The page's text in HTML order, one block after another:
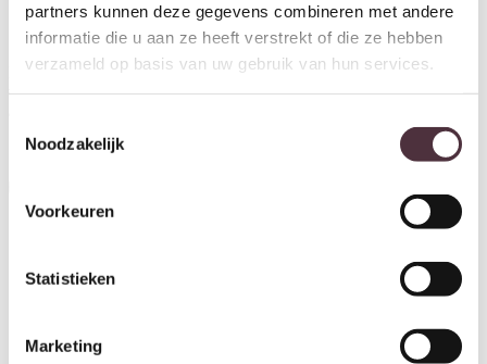
partners kunnen deze gegevens combineren met andere
informatie die u aan ze heeft verstrekt of die ze hebben
verzameld op basis van uw gebruik van hun services.
Noodzakelijk
Voorkeuren
Statistieken
Marketing
Ontvang €20,- shoptegoed
Meldt u aan voor onze nieuwsbrief en ontvang €20,- shoptegoed
voor uw volgende bestelling van minimaal €200,- (niet geldig op